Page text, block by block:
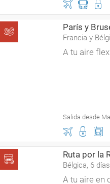
París y
Francia y
A tu aire
Salida desde
Ruta por la
Bélgica, 6 días
A tu aire en